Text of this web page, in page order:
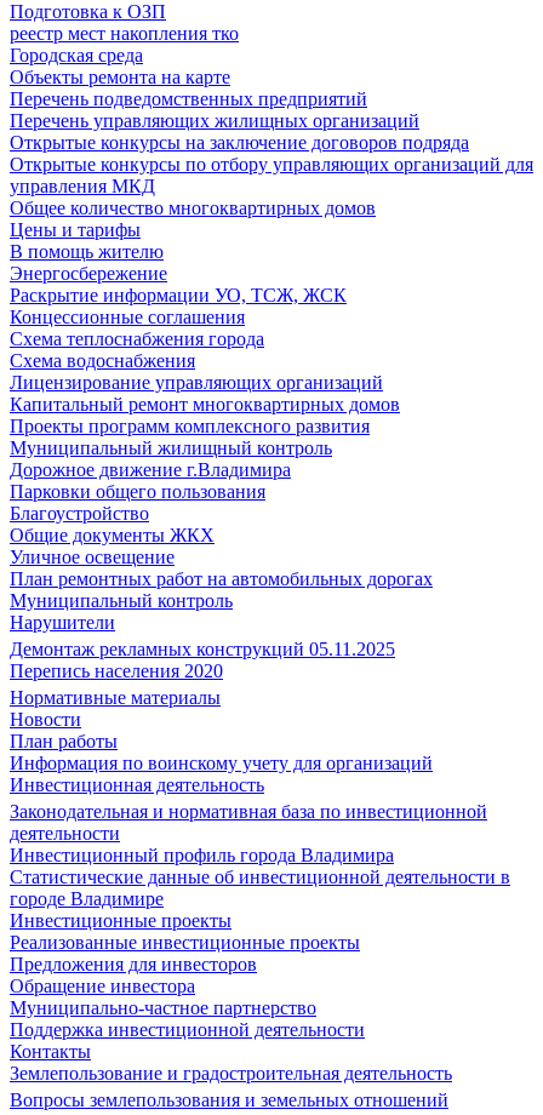
Подготовка к ОЗП
реестр мест накопления тко
Городская среда
Объекты ремонта на карте
Перечень подведомственных предприятий
Перечень управляющих жилищных организаций
Открытые конкурсы на заключение договоров подряда
Открытые конкурсы по отбору управляющих организаций для
управления МКД
Общее количество многоквартирных домов
Цены и тарифы
В помощь жителю
Энергосбережение
Раскрытие информации УО, ТСЖ, ЖСК
Концессионные соглашения
Схема теплоснабжения города
Схема водоснабжения
Лицензирование управляющих организаций
Капитальный ремонт многоквартирных домов
Проекты программ комплексного развития
Муниципальный жилищный контроль
Дорожное движение г.Владимира
Парковки общего пользования
Благоустройство
Общие документы ЖКХ
Уличное освещение
План ремонтных работ на автомобильных дорогах
Муниципальный контроль
Нарушители
Демонтаж рекламных конструкций 05.11.2025
Перепись населения 2020
Нормативные материалы
Новости
План работы
Информация по воинскому учету для организаций
Инвестиционная деятельность
Законодательная и нормативная база по инвестиционной
деятельности
Инвестиционный профиль города Владимира
Статистические данные об инвестиционной деятельности в
городе Владимире
Инвестиционные проекты
Реализованные инвестиционные проекты
Предложения для инвесторов
Обращение инвестора
Муниципально-частное партнерство
Поддержка инвестиционной деятельности
Контакты
Землепользование и градостроительная деятельность
Вопросы землепользования и земельных отношений